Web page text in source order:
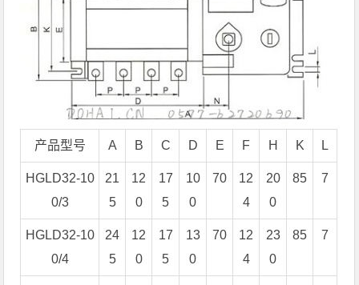
产品型号 A B C D E F H K L
HGLD32-10
0/3
21
5
12
0
17
5
10
0
70
12
4
20
0
85 7
HGLD32-10
0/4
24
5
12
0
17
5
13
0
70
12
4
23
0
85 7